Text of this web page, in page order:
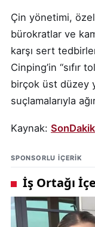
Çin yönetimi,
bürokratlar ve
karşı sert
Cinping’in “sıfır
birçok üst düzey
suçlamalarıyla
Kaynak:
SPONSORLU IÇERIK